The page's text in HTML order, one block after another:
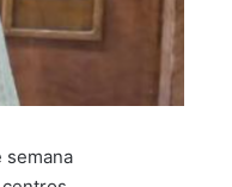
semana